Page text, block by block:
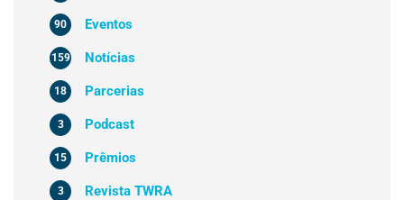
Eventos
90
Notícias
159
Parcerias
18
Podcast
3
Prêmios
15
Revista TWRA
3